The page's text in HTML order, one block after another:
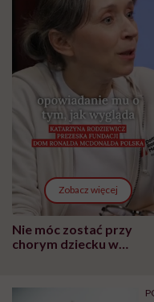
Zobacz więcej
Nie móc zostać przy
chorym dziecku w
może chyba tylko